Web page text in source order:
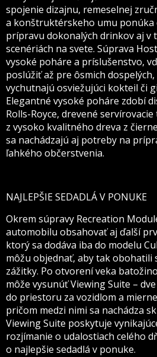
spojenie dizajnu, remeselnej
a konštruktérskeho umu ponúka
prípravu dokonalých drinkov aj v
scenériách na svete. Súprava
vysoké poháre a príslušenstvo,
poslúžiť až pre ôsmich
vychutnajú osviežujúci kokteil či
Elegantné vysoké poháre zdobí
Rolls-Royce, drevené
z vysoko kvalitného dreva z
sa nachádzajú aj potreby na
ľahkého občerstvenia.
NAJLEPŠIE SEDADLÁ V PONUKE
Okrem súpravy Recreation
automobilu obsahovať aj ďalší
ktorý sa dodáva iba do modelu
môžu objednať, aby tak obohatili
zážitky. Po otvorení veka
môže vysunúť Viewing Suite –
do priestoru za vozidlom a
pričom medzi nimi sa nachádza
Viewing Suite poskytuje
rozjímanie o udalostiach celého
o najlepšie sedadlá v ponuke.